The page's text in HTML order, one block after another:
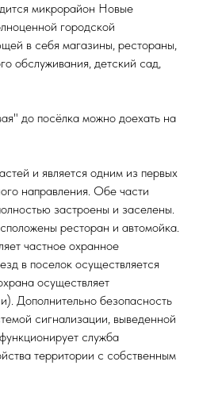
микрорайон Новые
городской
в себя магазины, рестораны,
обслуживания, детский сад,
до посёлка можно доехать на
и является одним из первых
направления. Обе части
застроены и заселены.
ресторан и автомойка.
частное охранное
в поселок осуществляется
осуществляет
Дополнительно безопасность
сигнализации, выведенной
служба
территории с собственным